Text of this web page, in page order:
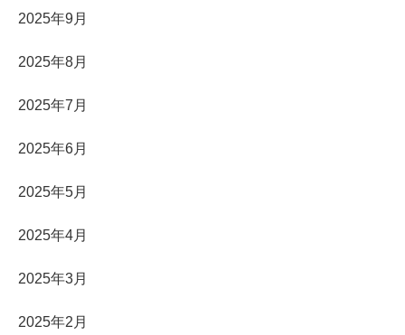
2025年9月
2025年8月
2025年7月
2025年6月
2025年5月
2025年4月
2025年3月
2025年2月